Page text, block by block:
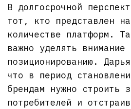
В долгосрочной
тот, кто представлен
количестве платформ.
важно уделять внимание
позиционированию.
что в период
брендам нужно строить
потребителей и